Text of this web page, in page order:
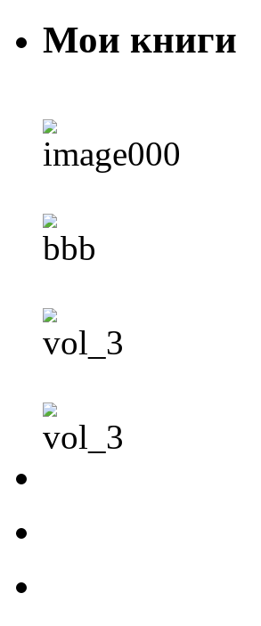
Мои книги